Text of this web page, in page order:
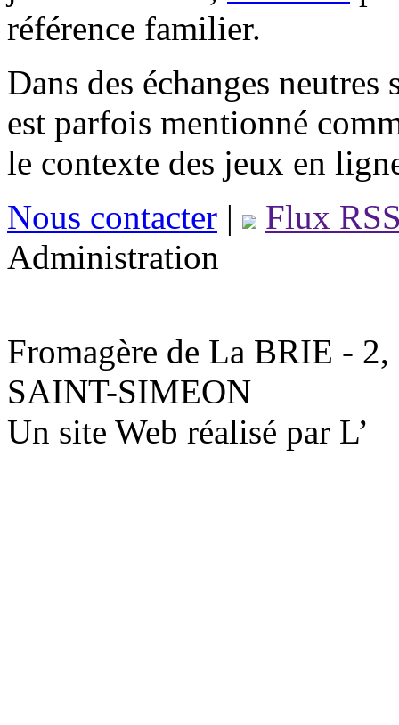
référence familier.
Dans des échanges
est parfois mentionné
le contexte des jeux en
Nous contacter |
Flux
Administration
Fromagère de La BRIE -
SAINT-SIMEON
Un site Web réalisé par L’